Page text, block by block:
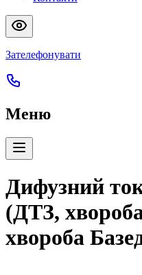
Зателефонувати
Меню
Дифузний
(ДТЗ,
хвороба